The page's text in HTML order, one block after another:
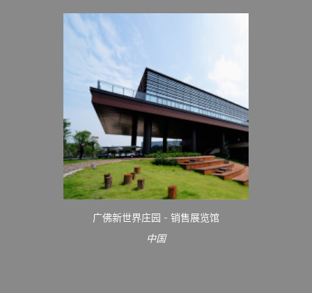
广佛新世界庄园 - 销售展览馆
中国